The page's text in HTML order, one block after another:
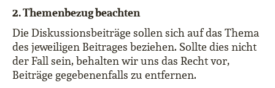
2. Themenbezug beachten
Die Diskussionsbeiträge sollen sich auf das Thema
des jeweiligen Beitrages beziehen. Sollte dies nicht
der Fall sein, behalten wir uns das Recht vor,
Beiträge gegebenenfalls zu entfernen.